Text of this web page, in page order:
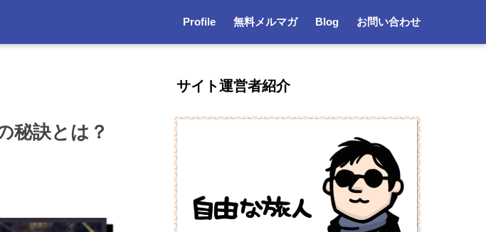
Profile 無料メルマガ Blog お問い合わせ
秘訣とは？
サイト運営者紹介